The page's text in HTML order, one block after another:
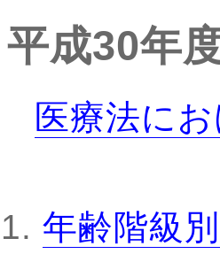
平成30年
医療法に
年齢階級